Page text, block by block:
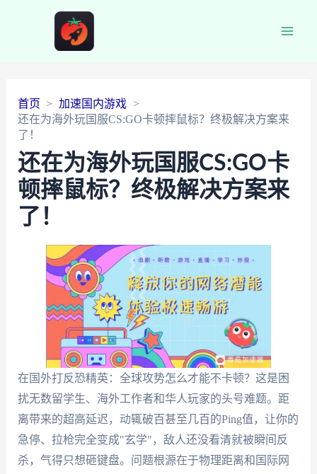
首页
加速国内游戏
还在为海外玩国服CS:GO卡顿摔鼠标？终极解决方案来
了！
还在为海外玩国服CS:GO卡
顿摔鼠标？终极解决方案来
了！
在国外打反恐精英：全球攻势怎么才能不卡顿？这是困
扰无数留学生、海外工作者和华人玩家的头号难题。距
离带来的超高延迟，动辄破百甚至几百的Ping值，让你的
急停、拉枪完全变成"玄学"，敌人还没看清就被瞬间反
杀，气得只想砸键盘。问题根源在于物理距离和国际网